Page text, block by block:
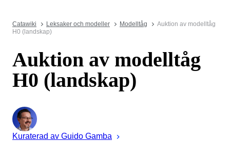
Catawiki Leksaker och modeller Modelltåg
Auktion av modelltåg
H0 (landskap)
Auktion av modelltåg
H0 (landskap)
Kuraterad av Guido Gamba